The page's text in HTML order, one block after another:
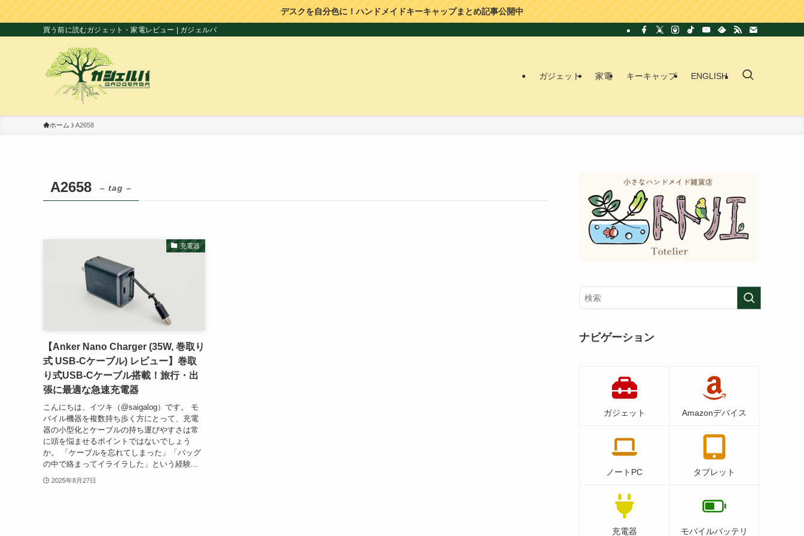
デスクを自分色に！ハンドメイドキーキャップまとめ記事公開中
買う前に読むガジェット・家電レビュー | ガジェルバ
ガジェット 家電 キーキャップ ENGLISH
ホーム A2658
A2658 – tag –
充電器
【Anker Nano Charger (35W, 巻取り
式 USB-Cケーブル) レビュー】巻取
り式USB-Cケーブル搭載！旅行・出
張に最適な急速充電器
こんにちは、イツキ（@saigalog）です。 モ
バイル機器を複数持ち歩く方にとって、充電
器の小型化とケーブルの持ち運びやすさは常
に頭を悩ませるポイントではないでしょう
か。 「ケーブルを忘れてしまった」「バッグ
の中で絡まってイライラした」という経験...
2025年8月27日
ナビゲーション
ガジェット Amazonデバイス
ノートPC タブレット
充電器
モバイルバッテリ